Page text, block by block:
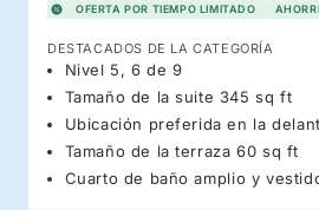
OFERTA POR TIEMPO LIMITADO
DESTACADOS DE LA CATEGORÍA
Nivel 5, 6 de 9
Tamaño de la suite 345 sq ft
Ubicación preferida en la
Tamaño de la terraza 60 sq ft
Cuarto de baño amplio y